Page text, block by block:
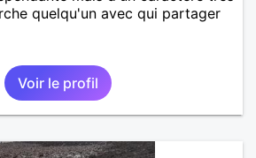
quelqu'un avec qui partager
Voir le profil